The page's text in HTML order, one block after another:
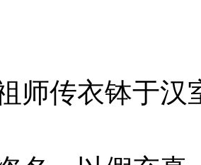
传衣钵于汉